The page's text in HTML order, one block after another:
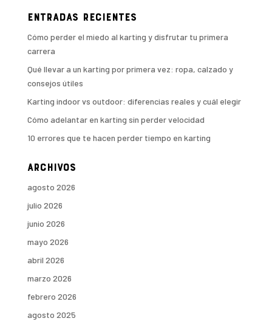
Entradas recientes
Cómo perder el miedo al karting y disfrutar tu primera
carrera
Qué llevar a un karting por primera vez: ropa, calzado y
consejos útiles
Karting indoor vs outdoor: diferencias reales y cuál elegir
Cómo adelantar en karting sin perder velocidad
10 errores que te hacen perder tiempo en karting
Archivos
agosto 2026
julio 2026
junio 2026
mayo 2026
abril 2026
marzo 2026
febrero 2026
agosto 2025